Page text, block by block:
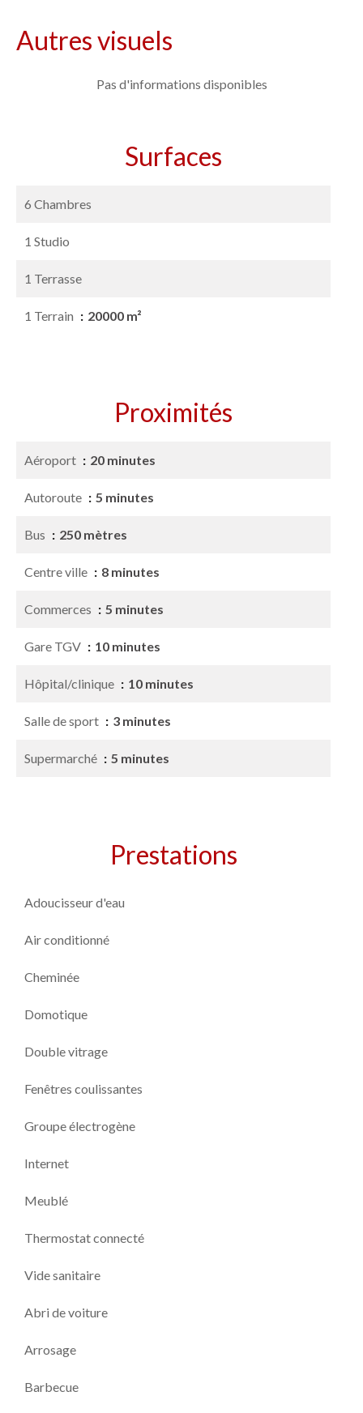
Autres visuels
Pas d'informations disponibles
Surfaces
6 Chambres
1 Studio
1 Terrasse
1 Terrain 20000 m²
Proximités
Aéroport 20 minutes
Autoroute 5 minutes
Bus 250 mètres
Centre ville 8 minutes
Commerces 5 minutes
Gare TGV 10 minutes
Hôpital/clinique 10 minutes
Salle de sport 3 minutes
Supermarché 5 minutes
Prestations
Adoucisseur d'eau
Air conditionné
Cheminée
Domotique
Double vitrage
Fenêtres coulissantes
Groupe électrogène
Internet
Meublé
Thermostat connecté
Vide sanitaire
Abri de voiture
Arrosage
Barbecue